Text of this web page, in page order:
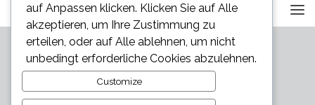
auf Anpassen klicken. Klicken Sie auf Alle
akzeptieren , um Ihre Zustimmung zu
erteilen, oder auf Alle ablehnen , um nicht
unbedingt erforderliche Cookies abzulehnen.
Customize